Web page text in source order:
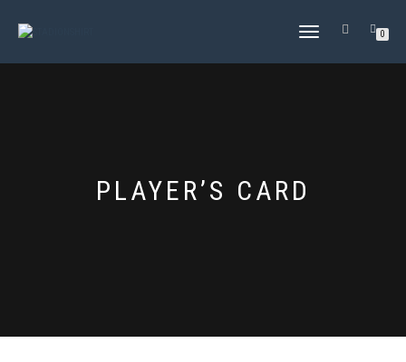
NAVIGATION
0
PLAYER’S CARD